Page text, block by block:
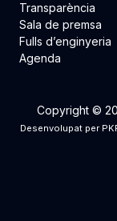
Transparència
Sala de premsa
Fulls d’enginyeria
Agenda
Copyright ©
Desenvolupat per